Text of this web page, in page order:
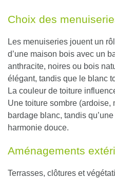
Choix des
Les menuiseries jouent un
d’une maison bois avec un
anthracite, noires ou bois
élégant, tandis que le blanc
La couleur de toiture
Une toiture sombre (ardoise,
bardage blanc, tandis
harmonie douce.
Aménagements
Terrasses, clôtures et